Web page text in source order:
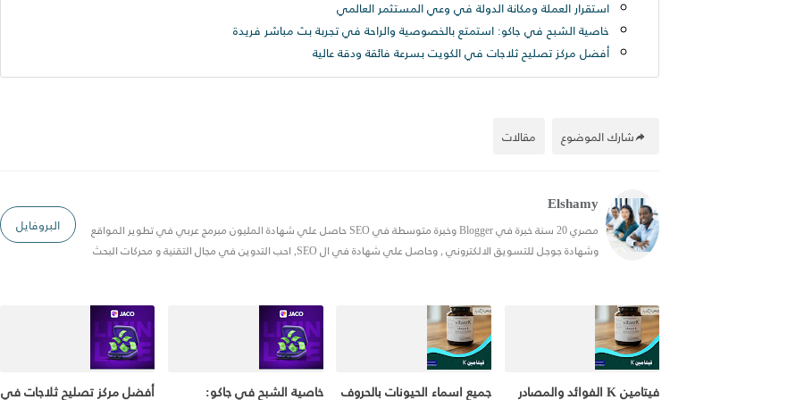
استقرار العملة ومكانة الدولة في وعي المستثمر العالمي
خاصية الشبح في جاكو: استمتع بالخصوصية والراحة في تجربة بث مباشر فريدة
أفضل مركز تصليح ثلاجات في الكويت بسرعة فائقة ودقة عالية
مقالات شارك الموضوع
Elshamy
مصري 20 سنة خبرة في Blogger وخبرة متوسطة في SEO حاصل علي شهادة المليون مبرمج عربي في تطوير المواقع
وشهادة جوجل للتسويق الالكتروني , وحاصل علي شهادة في ال SEO, احب التدوين في مجال التقنية و محركات البحث
البروفايل
أفضل مركز تصليح ثلاجات في خاصية الشبح في جاكو: جميع اسماء الحيونات بالحروف فيتامين K الفوائد والمصادر